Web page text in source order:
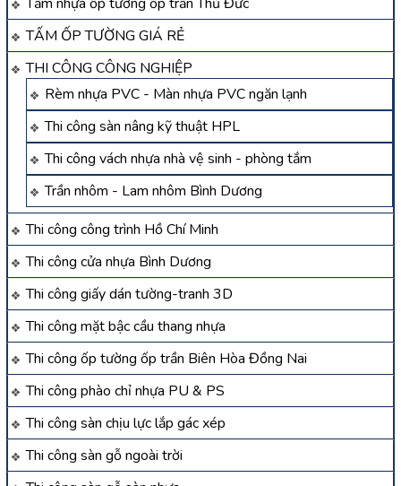
TẤM ỐP TƯỜNG GIÁ RẺ
THI CÔNG CÔNG NGHIỆP
Rèm nhựa PVC - Màn nhựa PVC ngăn lạnh
Thi công sàn nâng kỹ thuật HPL
Thi công vách nhựa nhà vệ sinh - phòng tắm
Trần nhôm - Lam nhôm Bình Dương
Thi công công trình Hồ Chí Minh
Thi công cửa nhựa Bình Dương
Thi công giấy dán tường-tranh 3D
Thi công mặt bậc cầu thang nhựa
Thi công ốp tường ốp trần Biên Hòa Đồng Nai
Thi công phào chỉ nhựa PU & PS
Thi công sàn chịu lực lắp gác xép
Thi công sàn gỗ ngoài trời